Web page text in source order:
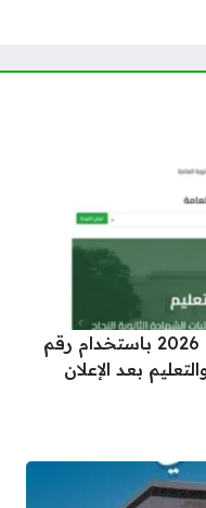
استعلام عن نتيجة الثانوية العامة 2026 باستخدام رقم
بعد الإعلان